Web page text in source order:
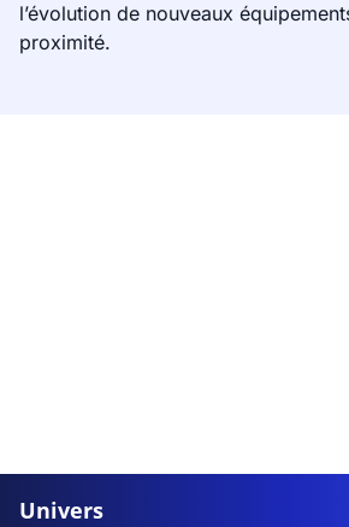
l’évolution de nouveaux
proximité.
Univers